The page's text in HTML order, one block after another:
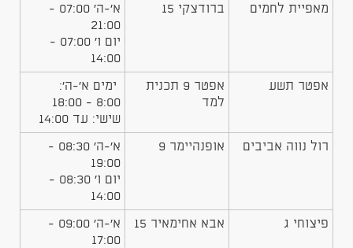
מאפיית לחמים ברודצקי 15
א'-ה' 07:00 -
21:00
יום ו' 07:00 -
14:00
אפטר תשע
אפטר 9 תכנית
למד
ימים א'-ה':
8:00 - 18:00
שישי: עד 14:00
רול נווה אביבים אופנהיימר 9
א'-ה' 08:30 -
19:00
יום ו' 08:30 -
14:00
פיצוחי ג אבא אחימאיר 15
א'-ה' 09:00 -
17:00